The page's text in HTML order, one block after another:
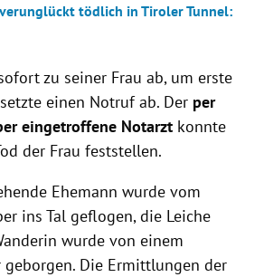
tödlich in Tiroler Tunnel:
zu seiner Frau ab, um erste
einen Notruf ab. Der per
eingetroffene Notarzt konnte
der Frau feststellen.
Ehemann wurde vom
ins Tal geflogen, die Leiche
wurde von einem
geborgen. Die Ermittlungen der